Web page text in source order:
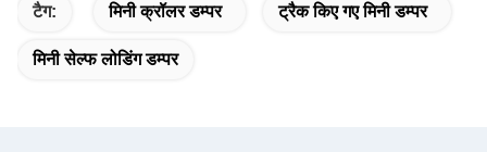
टैग: मिनी क्रॉलर डम्पर ट्रैक किए गए मिनी डम्पर
मिनी सेल्फ लोडिंग डम्पर